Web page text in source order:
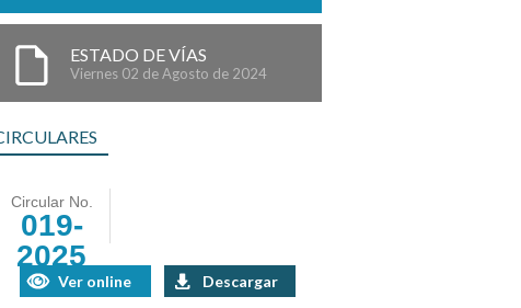
ESTADO DE VÍAS
Viernes 02 de Agosto de 2024
Circular No.
019-
2025
Ver online Descargar